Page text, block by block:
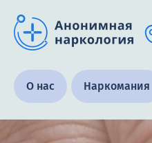
Получить помощь
О нас Наркомания